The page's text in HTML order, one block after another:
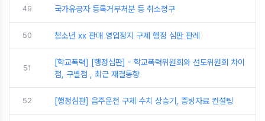
49 국가유공자 등록거부처분 등 취소청구
50 청소년 xx 판매 영업정지 구제 행정 심판 판례
51
[학교폭력] [행정심판] - 학교폭력위원회와 선도위원회 차이
점, 구별점 , 최근 재결동향
52 [행정심판] 음주운전 구제 수치 상승기, 증빙자료 컨설팅